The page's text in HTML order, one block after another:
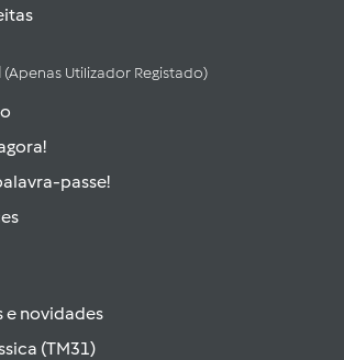
(apenas Utilizador Registado)
passe!
e novidades
(TM31)